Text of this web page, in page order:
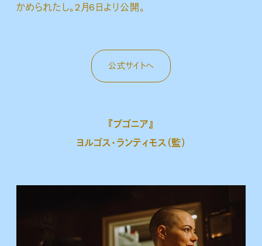
かめられたし。2月6日より公開。
公式サイトへ
『ブゴニア』
ヨルゴス・ランティモス（監）